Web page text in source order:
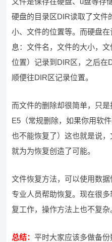
硬盘的目录区DIR读取了文件
小、文件的位置等。而硬盘
息：文件名，文件的大小，
位置）记录到DIR区，之后在
顺便往DIR区记录位置。
而文件的删除却很简单，只
E5（常规删除，如果你用软
也不能恢复了）这也就是说
就为为恢复创造了可能。
文件恢复方法，可以使用数
专业人员帮助恢复。现在很
复工作，操作方法上也不复杂
总结：平时大家应该多做备